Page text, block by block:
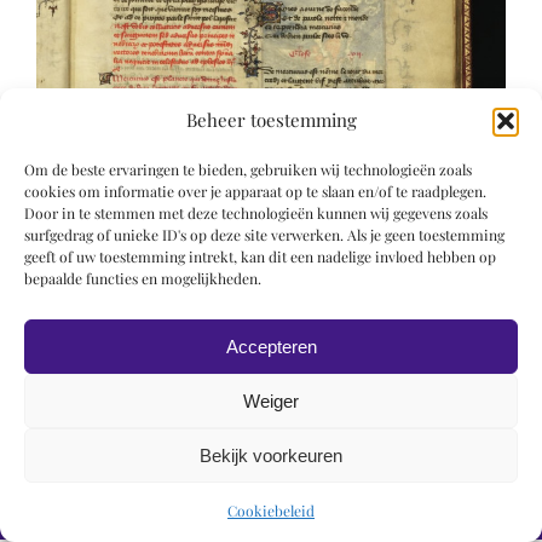
Beheer toestemming
Om de beste ervaringen te bieden, gebruiken wij technologieën zoals
cookies om informatie over je apparaat op te slaan en/of te raadplegen.
Door in te stemmen met deze technologieën kunnen wij gegevens zoals
surfgedrag of unieke ID's op deze site verwerken. Als je geen toestemming
geeft of uw toestemming intrekt, kan dit een nadelige invloed hebben op
bepaalde functies en mogelijkheden.
Accepteren
Weiger
Bekijk voorkeuren
Cookiebeleid
© 2019 Roel Wiechers | Powered by